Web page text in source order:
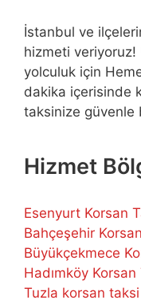
İstanbul ve
hizmeti
yolculuk için
dakika içerisinde
taksinize güvenle
Hizmet
Esenyurt Korsan
Bahçeşehir
Büyükçekmece
Hadımköy Korsan
Tuzla korsan taksi